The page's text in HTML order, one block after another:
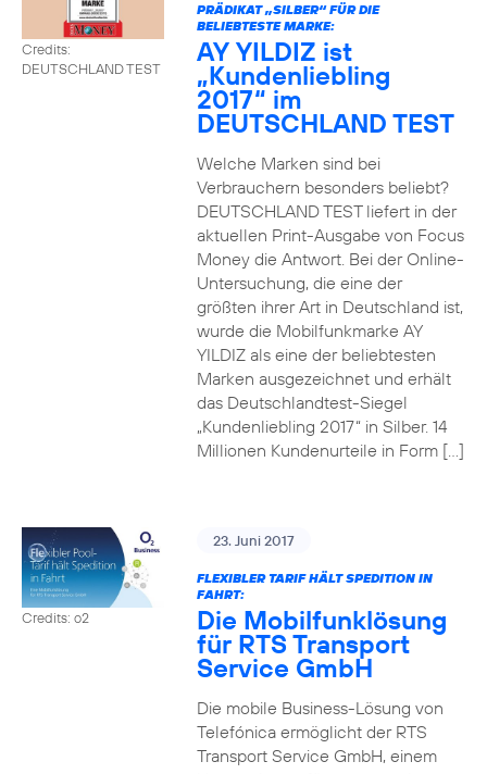
Credits:
DEUTSCHLAND TEST
PRÄDIKAT „SILBER“ FÜR DIE
BELIEBTESTE MARKE:
AY YILDIZ ist
„Kundenliebling
2017“ im
DEUTSCHLAND TEST
Welche Marken sind bei
Verbrauchern besonders beliebt?
DEUTSCHLAND TEST liefert in der
aktuellen Print-Ausgabe von Focus
Money die Antwort. Bei der Online-
Untersuchung, die eine der
größten ihrer Art in Deutschland ist,
wurde die Mobilfunkmarke AY
YILDIZ als eine der beliebtesten
Marken ausgezeichnet und erhält
das Deutschlandtest-Siegel
„Kundenliebling 2017“ in Silber. 14
Millionen Kundenurteile in Form […]
Credits: o2
23. Juni 2017
FLEXIBLER TARIF HÄLT SPEDITION IN
FAHRT:
Die Mobilfunklösung
für RTS Transport
Service GmbH
Die mobile Business-Lösung von
Telefónica ermöglicht der RTS
Transport Service GmbH, einem